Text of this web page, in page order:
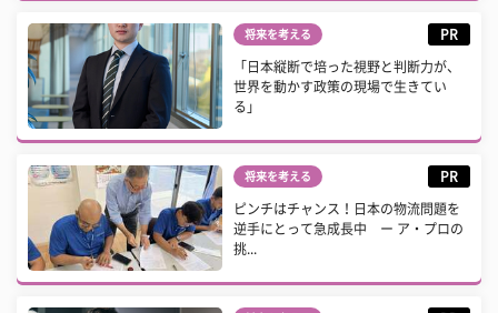
将来を考える PR
「日本縦断で培った視野と判断力が、
世界を動かす政策の現場で生きてい
る」
将来を考える PR
ピンチはチャンス！日本の物流問題を
逆手にとって急成長中 ー ア・プロの
挑...